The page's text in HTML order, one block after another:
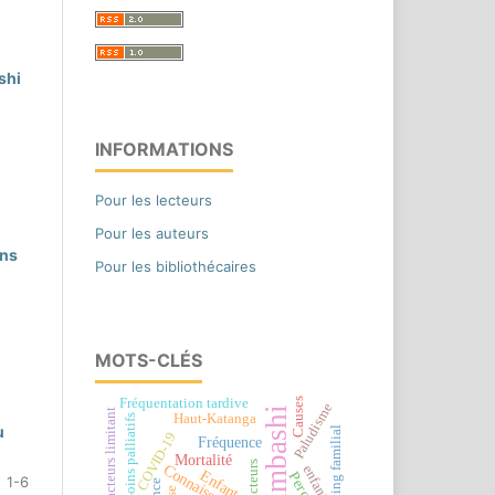
1-6
INFORMATIONS
Pour les lecteurs
Pour les auteurs
Pour les bibliothécaires
MOTS-CLÉS
Enfant
Mortalité
Fréquence Paludisme
COVID-19
Haut-Katanga
Facteurs
Soins palliatifs enfant
Fréquentation tardive
Facteurs limitant Causes